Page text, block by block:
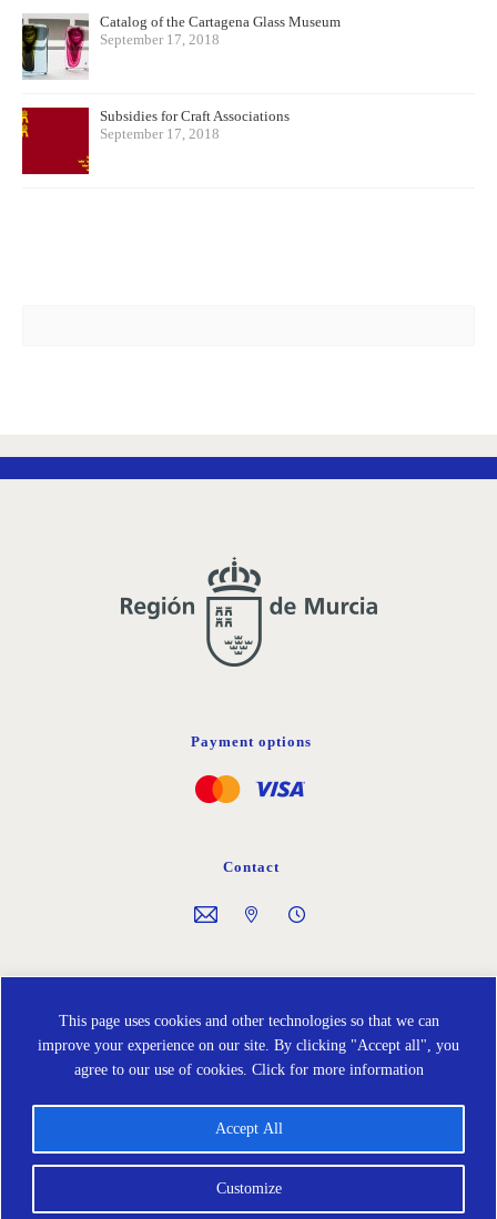
This page uses cookies and other technologies so that we can
improve your experience on our site. By clicking "Accept all", you
agree to our use of cookies. Click for more information
Customize
Accept All
Catalog of the Cartagena Glass Museum
September 17, 2018
Subsidies for Craft Associations
September 17, 2018
Payment options
Contact
Protección de Datos
Terms and Conditions